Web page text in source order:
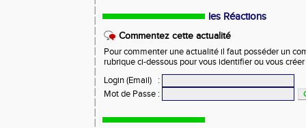
les Réactions
Commentez cette actualité
Pour commenter une actualité il faut posséder un
rubrique ci-dessous pour vous identifier ou vous
Login (Email)
:
Mot de Passe :